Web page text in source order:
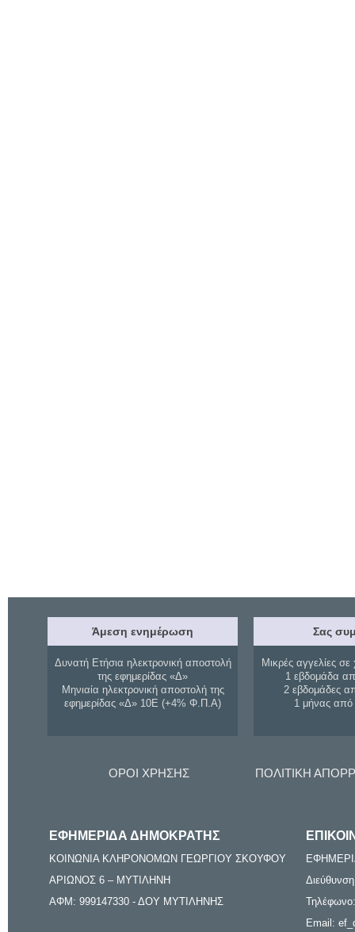
Άμεση ενημέρωση
Δυνατή Ετήσια ηλεκτρονική αποστολή
της εφημερίδας «Δ»
Μηνιαία ηλεκτρονική αποστολή της
εφημερίδας «Δ» 10Ε (+4% Φ.Π.Α)
Σας
Μικρές αγγελίες σε
1 εβδομάδα
2 εβδομάδες
1 μήνας
ΟΡΟΙ ΧΡΗΣΗΣ ΠΟΛΙΤΙΚΗ
ΕΦΗΜΕΡΙΔΑ ΔΗΜΟΚΡΑΤΗΣ
ΚΟΙΝΩΝΙΑ ΚΛΗΡΟΝΟΜΩΝ ΓΕΩΡΓΙΟΥ ΣΚΟΥΦΟΥ
ΑΡΙΩΝΟΣ 6 – ΜΥΤΙΛΗΝΗ
ΑΦΜ: 999147330 - ΔΟΥ ΜΥΤΙΛΗΝΗΣ
Email: